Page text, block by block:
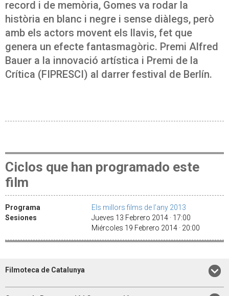
record i de memòria, Gomes va rodar la
història en blanc i negre i sense diàlegs, però
amb els actors movent els llavis, fet que
genera un efecte fantasmagòric. Premi Alfred
Bauer a la innovació artística i Premi de la
Crítica (FIPRESCI) al darrer festival de Berlín.
Ciclos que han programado este
film
Programa
Els millors films de l’any 2013
Sesiones
Jueves 13 Febrero 2014 · 17:00
Miércoles 19 Febrero 2014 · 20:00
Filmoteca de Catalunya